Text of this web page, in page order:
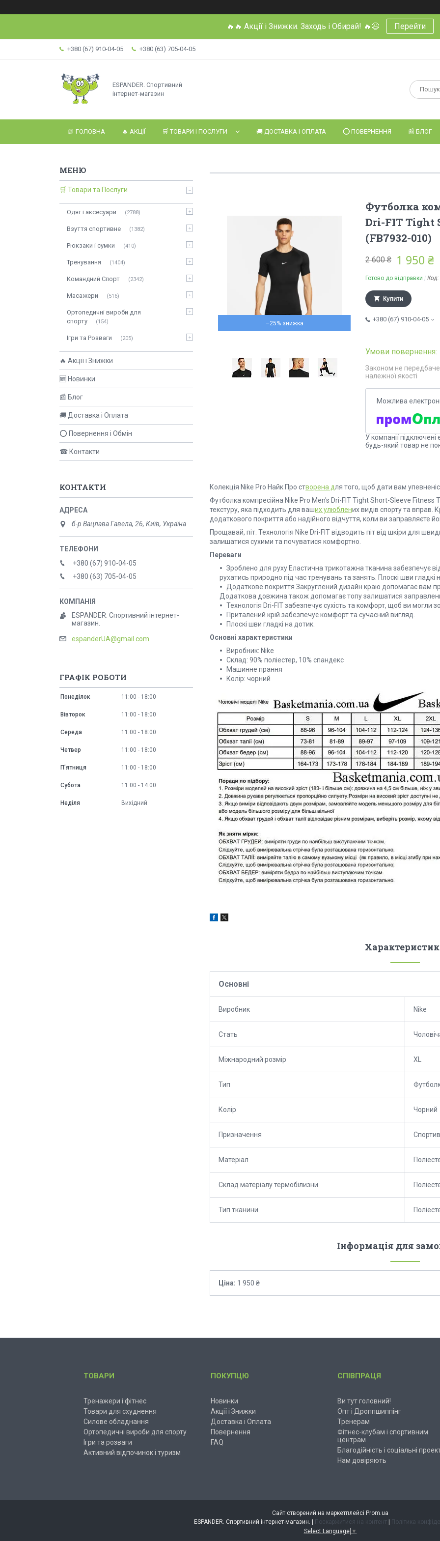
🔥🔥 Акції і Знижки. Заходь і Обирай! 🔥😉 Перейти
+380 (67) 910-04-05 +380 (63) 705-04-05
ESPANDER. Спортивний
інтернет-магазин
📗 ГОЛОВНА 🔥 АКЦІЇ 🛒 ТОВАРИ І ПОСЛУГИ 🚚 ДОСТАВКА І ОПЛАТА ⭕️ ПОВЕРНЕННЯ 📰 БЛОГ
–25%
Футболка
Dri-FIT Tight
(FB7932-010)
2 600 ₴ 1 950 ₴
Готово до відправки Код:
Купити
+380 (67) 910-04-05
Законом не
належної якості
У компанії
будь-який товар не
Колекція Nike Pro Найк Про створена для того, щоб дати вам
Футболка компресійна Nike Pro Men's Dri-FIT Tight Short-Sleeve Fitness
текстуру, яка підходить для ваших улюблених видів спорту та вправ.
додаткового покриття або надійного відчуття, коли ви заправляєте
Прощавай, піт. Технологія Nike Dri-FIT відводить піт від шкіри для
залишатися сухими та почуватися комфортно.
Переваги
Зроблено для руху Еластична трикотажна тканина забезпечує
рухатись природно під час тренувань та занять. Плоскі шви гладкі
Додаткове покриття Закруглений дизайн краю допомагає вам
Додаткова довжина також допомагає топу залишатися
Технологія Dri-FIT забезпечує сухість та комфорт, щоб ви могли
Приталений крій забезпечує комфорт та сучасний вигляд.
Плоскі шви гладкі на дотик.
Основні характеристики
Виробник: Nike
Склад: 90% поліестер, 10% спандекс
Машинне прання
Колір: чорний
Основні
Виробник Nike
Стать
Міжнародний розмір XL
Тип
Колір Чорний
Призначення
Матеріал
Склад матеріалу термобілизни
Тип тканини
Інформація для
Ціна: 1 950 ₴
🛒 Товари та Послуги
Одяг і аксесуари 2788
Взуття спортивне 1382
Рюкзаки і сумки 410
Тренування 1404
Командний Спорт 2342
Масажери 516
Ортопедичні вироби для
спорту
154
Ігри та Розваги 205
🔥 Акції і Знижки
🆕 Новинки
📰 Блог
🚚 Доставка і Оплата
⭕ Повернення і Обмін
☎ Контакти
КОНТАКТИ
б-р Вацлава Гавела, 26, Київ, Україна
+380 (67) 910-04-05
+380 (63) 705-04-05
ESPANDER. Спортивний інтернет-
магазин.
espanderUA@gmail.com
ГРАФІК РОБОТИ
Понеділок 11:00 18:00
Вівторок 11:00 18:00
Середа 11:00 18:00
Четвер 11:00 18:00
Пʼятниця 11:00 18:00
Субота 11:00 14:00
Неділя Вихідний
ТОВАРИ
Тренажери і фітнес
Товари для схуднення
Силове обладнання
Ортопедичні вироби для спорту
Ігри та розваги
Активний відпочинок і туризм
ПОКУПЦЮ
Новинки
Акції і Знижки
Доставка і Оплата
Повернення
FAQ
СПІВПРАЦЯ
Ви тут головний!
Опт і Дроппшиппінг
Тренерам
Фітнес-клубам і спортивним
центрам
Благодійність і соціальні
Нам довіряють
Сайт створений на маркетплейсі Prom.ua
Поскаржитися на контент
Політика
Select Language ▼